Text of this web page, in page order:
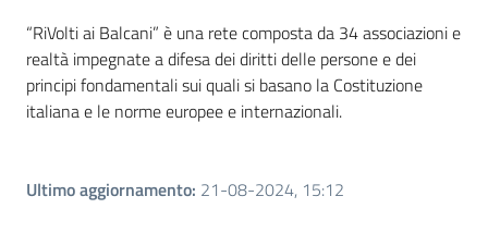
“RiVolti ai Balcani” è una rete composta da 34 associazioni e
realtà impegnate a difesa dei diritti delle persone e dei
principi fondamentali sui quali si basano la Costituzione
italiana e le norme europee e internazionali.
Ultimo aggiornamento: 21-08-2024, 15:12